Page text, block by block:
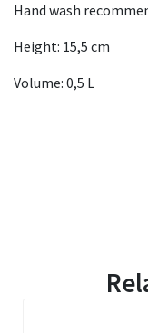
Hand wash
Height: 15,5 cm
Volume: 0,5 L